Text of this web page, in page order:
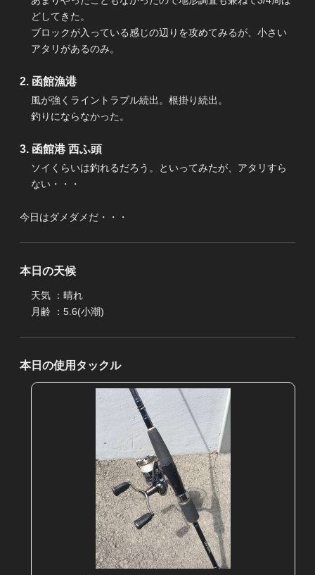
どしてきた。
ブロックが入っている感じの辺りを攻めてみるが、小さい
アタリがあるのみ。
函館漁港
風が強くライントラブル続出。根掛り続出。
釣りにならなかった。
函館港 西ふ頭
ソイくらいは釣れるだろう。といってみたが、アタリすら
ない・・・
今日はダメダメだ・・・
本日の天候
天気 ：晴れ
月齢 ：5.6(小潮)
本日の使用タックル